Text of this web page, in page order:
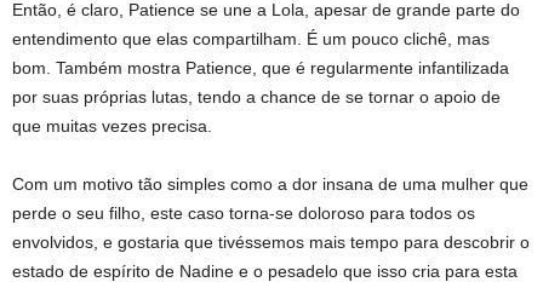
Então, é claro, Patience se une a Lola, apesar de grande parte do
entendimento que elas compartilham. É um pouco clichê, mas
bom. Também mostra Patience, que é regularmente infantilizada
por suas próprias lutas, tendo a chance de se tornar o apoio de
que muitas vezes precisa.
Com um motivo tão simples como a dor insana de uma mulher que
perde o seu filho, este caso torna-se doloroso para todos os
envolvidos, e gostaria que tivéssemos mais tempo para descobrir o
estado de espírito de Nadine e o pesadelo que isso cria para esta